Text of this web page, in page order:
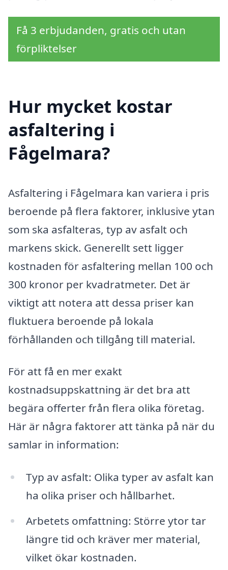
Få 3 erbjudanden, gratis och utan
förpliktelser
Hur mycket kostar
asfaltering i
Fågelmara?
Asfaltering i Fågelmara kan variera i pris
beroende på flera faktorer, inklusive ytan
som ska asfalteras, typ av asfalt och
markens skick. Generellt sett ligger
kostnaden för asfaltering mellan 100 och
300 kronor per kvadratmeter. Det är
viktigt att notera att dessa priser kan
fluktuera beroende på lokala
förhållanden och tillgång till material.
För att få en mer exakt
kostnadsuppskattning är det bra att
begära offerter från flera olika företag.
Här är några faktorer att tänka på när du
samlar in information:
Typ av asfalt: Olika typer av asfalt kan
ha olika priser och hållbarhet.
Arbetets omfattning: Större ytor tar
längre tid och kräver mer material,
vilket ökar kostnaden.